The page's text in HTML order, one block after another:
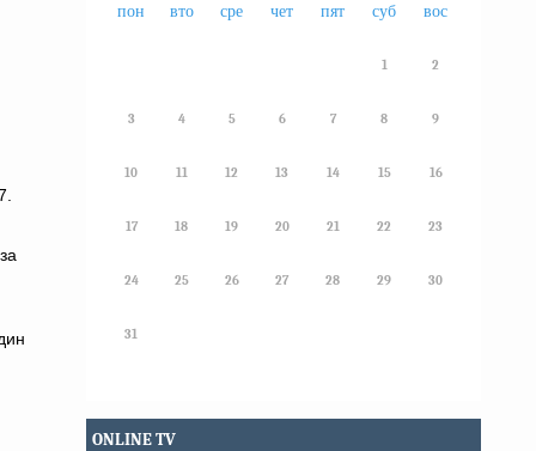
пон вто сре чет пят суб вос
1 2
3 4 5 6 7 8 9
10 11 12 13 14 15 16
17 18 19 20 21 22 23
24 25 26 27 28 29 30
31
ONLINE TV